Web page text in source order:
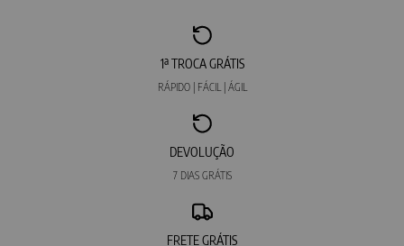
1ª TROCA GRÁTIS
RÁPIDO | FÁCIL | ÁGIL
DEVOLUÇÃO
7 DIAS GRÁTIS
FRETE GRÁTIS